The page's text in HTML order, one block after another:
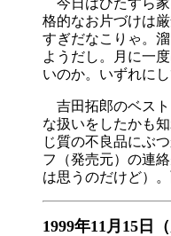
今日はひたすら家
格的なお片づけは
すぎだなこりゃ。
ようだし。月に一
いのか。いずれに
吉田拓郎のベスト
な扱いをしたかも
じ質の不良品にぶ
フ（発売元）の連
は思うのだけど）
1999年11月15日（